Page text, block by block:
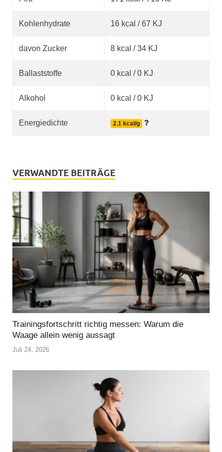
Kohlenhydrate 16 kcal / 67 KJ
davon Zucker 8 kcal / 34 KJ
Ballaststoffe 0 kcal / 0 KJ
Alkohol 0 kcal / 0 KJ
Energiedichte 2.1 kcal/g
VERWANDTE BEITRÄGE
Trainingsfortschritt richtig messen: Warum die
Waage allein wenig aussagt
Juli 24, 2026